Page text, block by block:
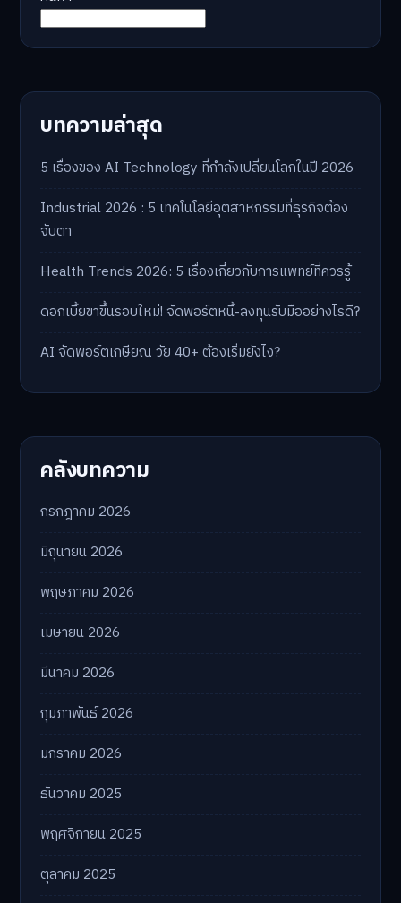
บทความล่าสุด
5 เรื่องของ AI Technology ที่กำลังเปลี่ยนโลกในปี 2026
Industrial 2026 : 5 เทคโนโลยีอุตสาหกรรมที่ธุรกิจต้อง
จับตา
Health Trends 2026: 5 เรื่องเกี่ยวกับการแพทย์ที่ควรรู้
ดอกเบี้ยขาขึ้นรอบใหม่! จัดพอร์ตหนี้-ลงทุนรับมืออย่างไรดี?
AI จัดพอร์ตเกษียณ วัย 40+ ต้องเริ่มยังไง?
คลังบทความ
กรกฎาคม 2026
มิถุนายน 2026
พฤษภาคม 2026
เมษายน 2026
มีนาคม 2026
กุมภาพันธ์ 2026
มกราคม 2026
ธันวาคม 2025
พฤศจิกายน 2025
ตุลาคม 2025